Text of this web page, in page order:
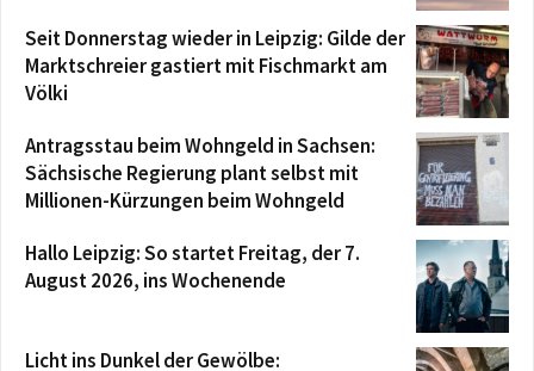
Seit Donnerstag wieder in Leipzig: Gilde der
Marktschreier gastiert mit Fischmarkt am
Völki
Antragsstau beim Wohngeld in Sachsen:
Sächsische Regierung plant selbst mit
Millionen-Kürzungen beim Wohngeld
Hallo Leipzig: So startet Freitag, der 7.
August 2026, ins Wochenende
Licht ins Dunkel der Gewölbe: